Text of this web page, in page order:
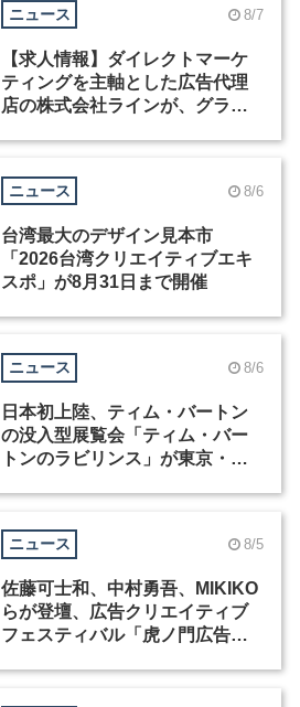
ニュース 8/7
【求人情報】ダイレクトマーケ
ティングを主軸とした広告代理
店の株式会社ラインが、グラフ
ニュース 8/6
台湾最大のデザイン見本市
「2026台湾クリエイティブエキ
スポ」が8月31日まで開催
ニュース 8/6
日本初上陸、ティム・バートン
の没入型展覧会「ティム・バー
トンのラビリンス」が東京・豊
ニュース 8/5
佐藤可士和、中村勇吾、MIKIKO
らが登壇、広告クリエイティブ
フェスティバル「虎ノ門広告